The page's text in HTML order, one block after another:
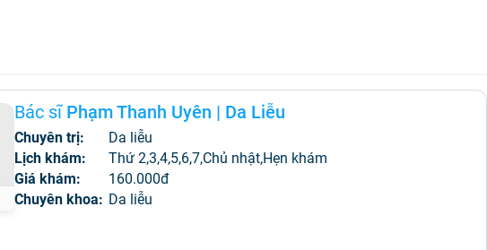
Bác sĩ Phạm Thanh Uyên | Da Liễu
Chuyên trị:
Da liễu
Lịch khám:
Thứ 2,3,4,5,6,7,Chủ nhật,Hẹn khám
Giá khám:
160.000đ
Chuyên khoa: Da liễu